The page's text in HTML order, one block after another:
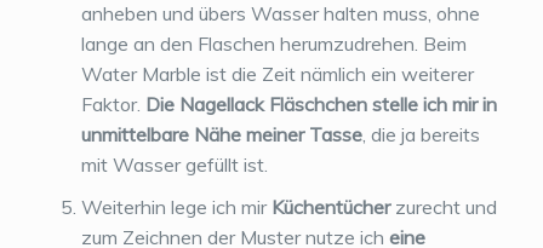
anheben und übers Wasser halten muss, ohne
lange an den Flaschen herumzudrehen. Beim
Water Marble ist die Zeit nämlich ein weiterer
Faktor. Die Nagellack Fläschchen stelle ich mir in
unmittelbare Nähe meiner Tasse, die ja bereits
mit Wasser gefüllt ist.
Weiterhin lege ich mir Küchentücherzurecht und
zum Zeichnen der Muster nutze ich eine